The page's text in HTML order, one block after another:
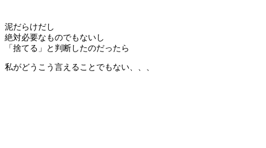
泥だらけだし
絶対必要なものでもないし
「捨てる」と判断したのだったら
私がどうこう言えることでもない、、、